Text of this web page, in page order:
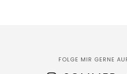
FOLGE MIR GERNE